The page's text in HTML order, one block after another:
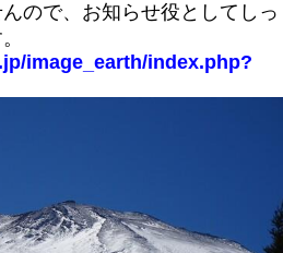
ので、お知らせ役としてしっ
image_earth/index.php?